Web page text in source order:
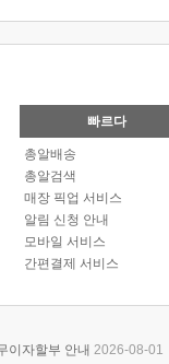
빠르다
총알배송
총알검색
매장 픽업 서비스
알림 신청 안내
모바일 서비스
간편결제 서비스
이자할부 안내 2026-08-01